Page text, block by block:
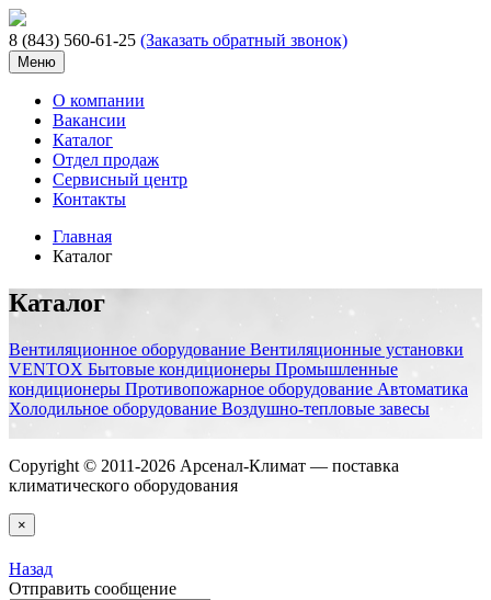
8 (843) 560-61-25 (Заказать обратный звонок)
Меню
О компании
Вакансии
Каталог
Отдел продаж
Сервисный центр
Контакты
Главная
Каталог
Каталог
Вентиляционное оборудование Вентиляционные установки
VENTOX Бытовые кондиционеры Промышленные
кондиционеры Противопожарное оборудование Автоматика
Холодильное оборудование Воздушно-тепловые завесы
Copyright © 2011-2026 Арсенал-Климат — поставка
климатического оборудования
×
Назад
Отправить сообщение